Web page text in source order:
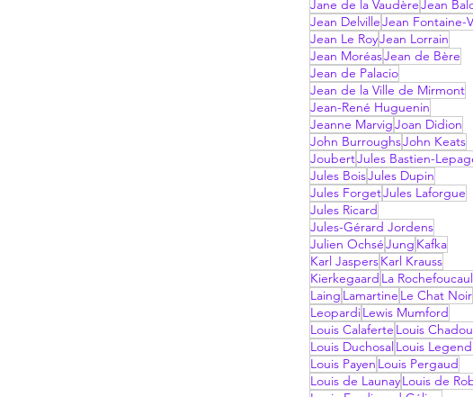
Jane de la VaudèreJean
Jean DelvilleJean Fontaine-
Jean Le RoyJean Lorrain
Jean MoréasJean de Bère
Jean de Palacio
Jean de la Ville de Mirmont
Jean-René Huguenin
Jeanne MarvigJoan Didion
John BurroughsJohn Keats
JoubertJules Bastien-
Jules BoisJules Dupin
Jules ForgetJules Laforgue
Jules Ricard
Jules-Gérard Jordens
Julien OchséJung Kafka
Karl JaspersKarl Krauss
Kierkegaard La
Laing Lamartine Le Chat Noir
LeopardiLewis Mumford
Louis Calaferte Louis
Louis Duchosal Louis
Louis Payen Louis Pergaud
Louis de LaunayLouis de